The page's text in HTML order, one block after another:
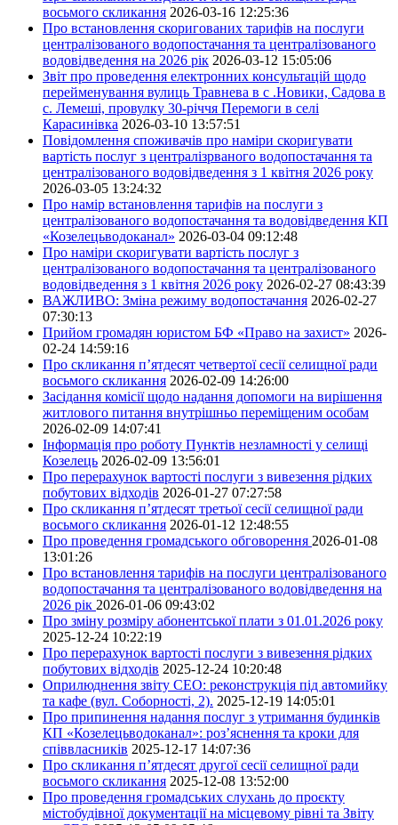
восьмого скликання 2026-03-16 12:25:36
Про встановлення скоригованих тарифів на послуги
централізованого водопостачання та централізованого
водовідведення на 2026 рік 2026-03-12 15:05:06
Звіт про проведення електронних консультацій щодо
перейменування вулиць Травнева в с .Новики, Садова в
с. Лемеші, провулку 30-річчя Перемоги в селі
Карасинівка 2026-03-10 13:57:51
Повідомлення споживачів про наміри скоригувати
вартість послуг з централізрваного водопостачання та
централізованого водовідведення з 1 квітня 2026 року
2026-03-05 13:24:32
Про намір встановлення тарифів на послуги з
централізованого водопостачання та водовідведення КП
«Козелецьводоканал» 2026-03-04 09:12:48
Про наміри скоригувати вартість послуг з
централізованого водопостачання та централізованого
водовідведення з 1 квітня 2026 року 2026-02-27 08:43:39
ВАЖЛИВО: Зміна режиму водопостачання 2026-02-27
07:30:13
Прийом громадян юристом БФ «Право на захист» 2026-
02-24 14:59:16
Про скликання п’ятдесят четвертої сесії селищної ради
восьмого скликання 2026-02-09 14:26:00
Засідання комісії щодо надання допомоги на вирішення
житлового питання внутрішньо переміщеним особам
2026-02-09 14:07:41
Інформація про роботу Пунктів незламності у селищі
Козелець 2026-02-09 13:56:01
Про перерахунок вартості послуги з вивезення рідких
побутових відходів 2026-01-27 07:27:58
Про скликання п’ятдесят третьої сесії селищної ради
восьмого скликання 2026-01-12 12:48:55
Про проведення громадського обговорення 2026-01-08
13:01:26
Про встановлення тарифів на послуги централізованого
водопостачання та централізованого водовідведення на
2026 рік 2026-01-06 09:43:02
Про зміну розміру абонентської плати з 01.01.2026 року
2025-12-24 10:22:19
Про перерахунок вартості послуги з вивезення рідких
побутових відходів 2025-12-24 10:20:48
Оприлюднення звіту СЕО: реконструкція під автомийку
та кафе (вул. Соборності, 2). 2025-12-19 14:05:01
Про припинення надання послуг з утримання будинків
КП «Козелецьводоканал»: роз’яснення та кроки для
співвласників 2025-12-17 14:07:36
Про скликання п’ятдесят другої сесії селищної ради
восьмого скликання 2025-12-08 13:52:00
Про проведення громадських слухань до проєкту
містобудівної документації на місцевому рівні та Звіту